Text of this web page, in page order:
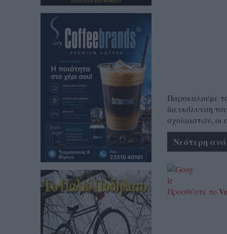
Παρακαλούμε
διευκόλυνση
σχολιαστών, οι
Νεότερη
Προσθέστε το